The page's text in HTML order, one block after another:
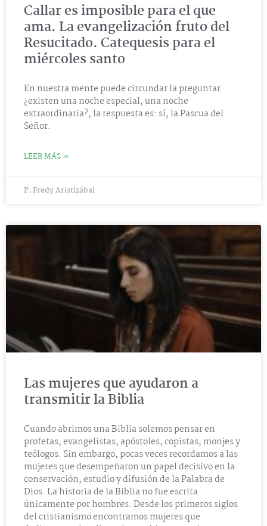
Callar es imposible para el que
ama. La evangelización fruto del
Resucitado. Catequesis para el
miércoles santo
En nuestra mente puede circundar la preguntar
¿existen una noche especial, una noche
extraordinaria?, la respuesta es: sí, la Pascua del
Señor.
LEER MÁS »
P. Fredy Aristizábal
Las mujeres que ayudaron a
transmitir la Biblia
Cuando abrimos una Biblia solemos pensar en
profetas, evangelistas, apóstoles, copistas, monjes y
teólogos. Sin embargo, pocas veces recordamos a las
mujeres que desempeñaron un papel decisivo en la
conservación, estudio y difusión de la Palabra de
Dios. La historia de la Biblia no fue escrita
únicamente por hombres. Desde los primeros siglos
del cristianismo encontramos mujeres que